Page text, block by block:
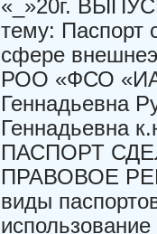
«_»20г.
тему: Паспорт
сфере
РОО «ФСО
Геннадьевна
Геннадьевна
ПАСПОРТ
ПРАВОВОЕ
виды